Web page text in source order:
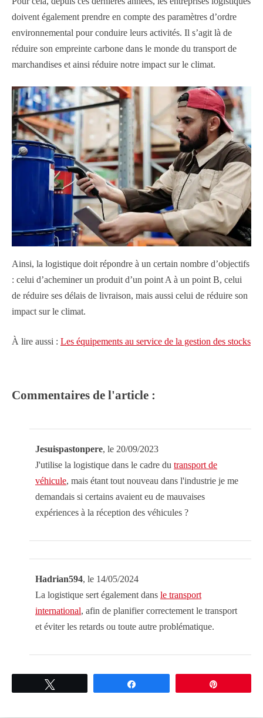
doivent également prendre en compte des paramètres d’ordre
environnemental pour conduire leurs activités. Il s’agit là de
réduire son empreinte carbone dans le monde du transport de
marchandises et ainsi réduire notre impact sur le climat.
Ainsi, la logistique doit répondre à un certain nombre d’objectifs
: celui d’acheminer un produit d’un point A à un point B, celui
de réduire ses délais de livraison, mais aussi celui de réduire son
impact sur le climat.
À lire aussi : Les équipements au service de la gestion des stocks
Commentaires de l'article :
Jesuispastonpere, le 20/09/2023
J'utilise la logistique dans le cadre du transport de
véhicule, mais étant tout nouveau dans l'industrie je me
demandais si certains avaient eu de mauvaises
expériences à la réception des véhicules ?
Hadrian594, le 14/05/2024
La logistique sert également dans le transport
international, afin de planifier correctement le transport
et éviter les retards ou toute autre problématique.